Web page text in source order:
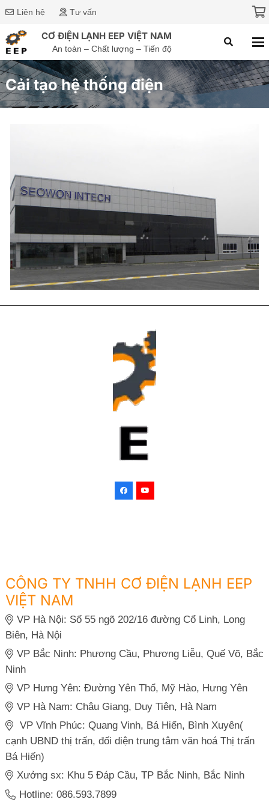
Liên hệ Tư vấn
CƠ ĐIỆN LẠNH EEP VIỆT NAM
An toàn – Chất lượng – Tiến độ
Cải tạo hệ thống điện
CÔNG TY TNHH CƠ ĐIỆN LẠNH EEP
VIỆT NAM
VP Hà Nội: Số 55 ngõ 202/16 đường Cổ Linh, Long
Biên, Hà Nội
VP Bắc Ninh: Phương Cầu, Phương Liễu, Quế Võ, Bắc
Ninh
VP Hưng Yên: Đường Yên Thổ, Mỹ Hào, Hưng Yên
VP Hà Nam: Châu Giang, Duy Tiên, Hà Nam
VP Vĩnh Phúc: Quang Vinh, Bá Hiến, Bình Xuyên(
cạnh UBND thị trấn, đối diện trung tâm văn hoá Thị trấn
Bá Hiến)
Xưởng sx: Khu 5 Đáp Cầu, TP Bắc Ninh, Bắc Ninh
Hotline: 086.593.7899